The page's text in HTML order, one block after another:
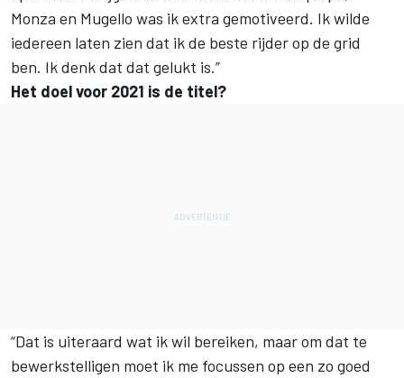
Monza en Mugello was ik extra gemotiveerd. Ik wilde
iedereen laten zien dat ik de beste rijder op de grid
ben. Ik denk dat dat gelukt is.”
Het doel voor 2021 is de titel?
“Dat is uiteraard wat ik wil bereiken, maar om dat te
bewerkstelligen moet ik me focussen op een zo goed